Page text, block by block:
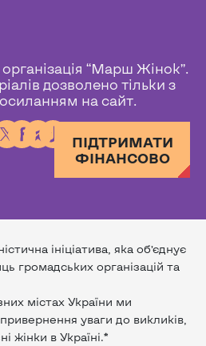
“Марш Жінок”.
дозволено тільки з
на сайт.
ПІДТРИМАТИ
ФІНАНСОВО
ініціатива, яка об’єднує
громадських організацій та
містах України ми
уваги до викликів,
жінки в Україні.*